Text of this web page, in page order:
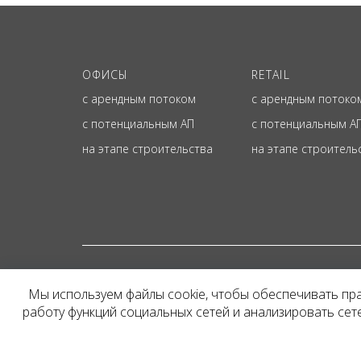
ОФИСЫ
с арендным потоком
с потенциальным АП
на этапе строительства
RETAIL
с арендным
с потенциальным
на этапе
Представленная на
и не является
Мы используем файлы cookie, чтобы обеспечивать
работу функций социальных сетей и анализировать